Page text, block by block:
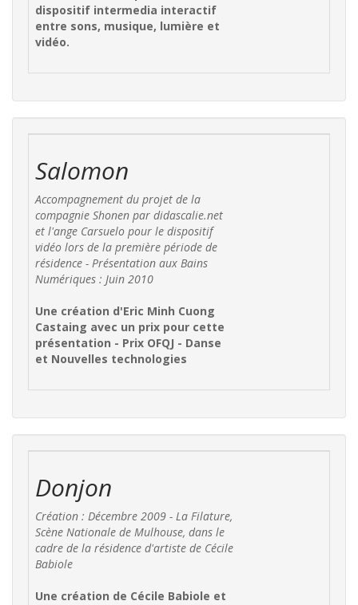
dispositif intermedia interactif
entre sons, musique, lumière et
vidéo.
Salomon
Accompagnement du projet de la
compagnie Shonen par didascalie.net
et l'ange Carsuelo pour le dispositif
vidéo lors de la première période de
résidence - Présentation aux Bains
Numériques : Juin 2010
Une création d'Eric Minh Cuong
Castaing avec un prix pour cette
présentation - Prix OFQJ - Danse
et Nouvelles technologies
Donjon
Création : Décembre 2009 - La Filature,
Scène Nationale de Mulhouse, dans le
cadre de la résidence d'artiste de Cécile
Babiole
Une création de Cécile Babiole et